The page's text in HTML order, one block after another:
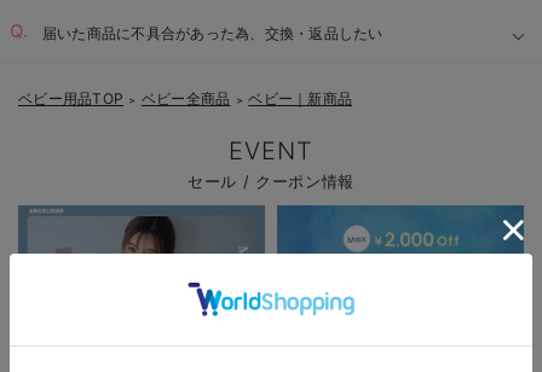
届いた商品に不具合があった為、交換・返品したい
お気に入り商品を確認する
ベビー用品TOP ＞ ベビー全商品 ＞ ベビー｜新商品
EVENT
セール / クーポン情報